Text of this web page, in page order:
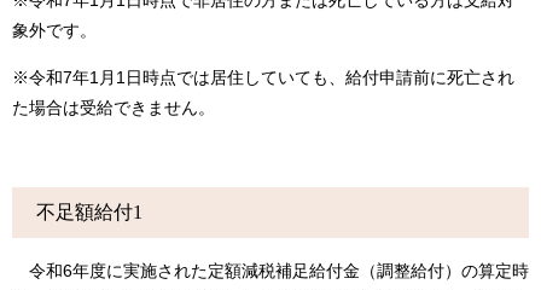
象外です。
※令和7年1月1日時点では居住していても、給付申請前に死亡され
た場合は受給できません。
不足額給付1
令和6年度に実施された定額減税補足給付金（調整給付）の算定時